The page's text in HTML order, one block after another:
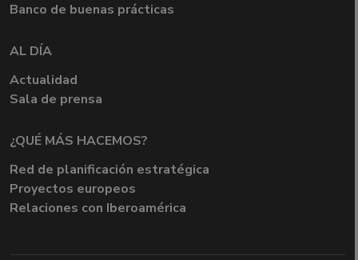
Banco de buenas prácticas
AL DÍA
Actualidad
Sala de prensa
¿QUÉ MÁS HACEMOS?
Red de planificación estratégica
Proyectos europeos
Relaciones con Iberoamérica